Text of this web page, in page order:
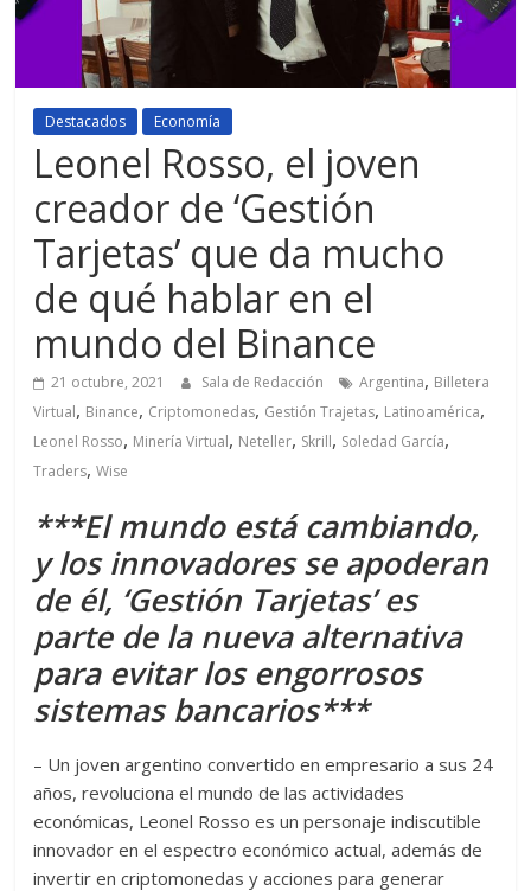
Destacados Economía
Leonel Rosso, el joven
creador de ‘Gestión
Tarjetas’ que da mucho
de qué hablar en el
mundo del Binance
21 octubre, 2021 Sala de Redacción Argentina, Billetera
Virtual, Binance, Criptomonedas, Gestión Trajetas, Latinoamérica,
Leonel Rosso, Minería Virtual, Neteller, Skrill, Soledad García,
Traders,Wise
***El mundo está cambiando,
y los innovadores se apoderan
de él, ‘Gestión Tarjetas’ es
parte de la nueva alternativa
para evitar los engorrosos
sistemas bancarios***
– Un joven argentino convertido en empresario a sus 24
años, revoluciona el mundo de las actividades
económicas, Leonel Rosso es un personaje indiscutible
innovador en el espectro económico actual, además de
invertir en criptomonedas y acciones para generar